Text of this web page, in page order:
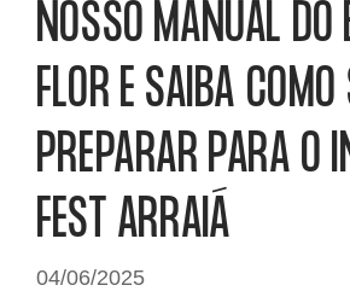
NOSSO MANUAL
FLOR E SAIBA COMO
PREPARAR PARA O
FEST ARRAIÁ
04/06/2025